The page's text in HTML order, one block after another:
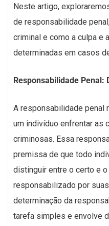
Neste artigo,
de responsabilidade
criminal e como a culpa e
determinadas em casos
Responsabilidade Penal:
A responsabilidade penal
um indivíduo enfrentar as
criminosas. Essa
premissa de que todo
distinguir entre o certo e
responsabilizado por
determinação da
tarefa simples e envolve